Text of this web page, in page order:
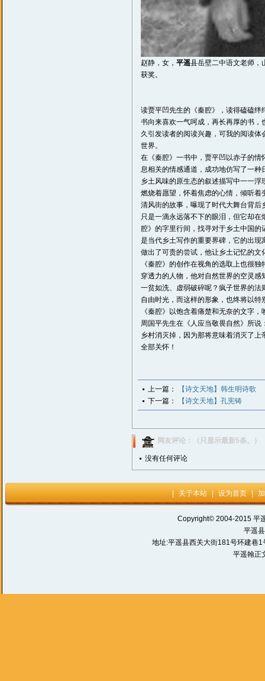
赵静，女， 平遥县岳壁二中语文老师，
获奖。
读贾平凹先生的《秦腔》，读得磕磕
书向来喜欢一气呵成，再长再厚的书
久引发读者的阅读兴趣，可我的阅读
世界。
在《秦腔》一书中，贾平凹以赤子的
息相关的情感通道，成功地仿写了一
乡土风味的原生态的叙述描写中一一
燃烧着愿望，怀着焦虑的心情，倾听
清风街的故事，曝现了时代大舞台背
只是一滴永远落不下的眼泪，但它却
腔》的字里行间，找寻对于乡土中国
是当代乡土写作的重要界碑，它的出
做出了可贵的尝试，他让乡土记忆的文
《秦腔》的创作在视角的选取上也很
穿透力的人物，他对自然世界的空灵
一贫如洗、虚弱破碎呢？疯子世界的
自由时光，而这样的形象，也终将以
《秦腔》以饱含着痛楚和无奈的文字
周国平先生在《人应当敬畏自然》所
乡村消灭掉，因为那将意味着消灭了
全部关怀！
上一篇：
【诗文天地】韩生明诗歌
下一篇：
【诗文天地】孔宪铸
网友评论：（只显示最新5条。）
没有任何评论
关于本站 设为首页
Copyright© 2004-2015 平
平遥
地址:平遥县西关大街181号环建
平遥翰正